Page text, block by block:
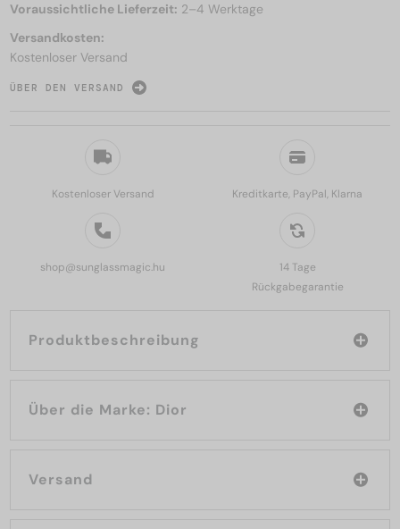
Kostenloser Versand Kreditkarte, PayPal, Klarna
shop@sunglassmagic.hu
14 Tage
Rückgabegarantie
Produktbeschreibung
Über die Marke: Dior
Versand
Voraussichtliche Lieferzeit: 2–4 Werktage
Versandkosten:
Kostenloser Versand
ÜBER DEN VERSAND